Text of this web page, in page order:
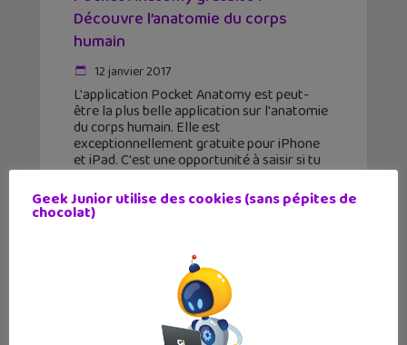
Découvre l’anatomie du corps
humain
12 janvier 2017
L'application Pocket Anatomy est peut-
être la plus belle application sur l'anatomie
du corps humain. Elle est
exceptionnellement gratuite pour iPhone
et iPad. C'est une opportunité à saisir si tu
es passionné par la biologie, la médecine
Geek Junior utilise des cookies (sans pépites de
chocolat)